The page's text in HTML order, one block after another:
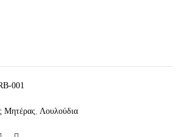
001
Μητέρας, Λουλούδια